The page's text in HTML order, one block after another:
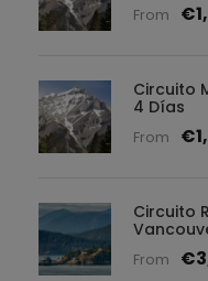
From
Circuito
4 Días
From
Circuito
From